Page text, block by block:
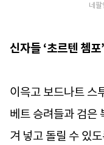
네
신자들 ‘초르텐 쳄포
이윽고 보드나트 스
베트 승려들과 검은
겨 넣고 돌릴 수 있